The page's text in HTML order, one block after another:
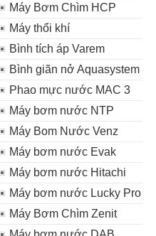
Máy Bơm Chìm HCP
Máy thổi khí
Bình tích áp Varem
Bình giãn nở Aquasystem
Phao mực nước MAC 3
Máy bơm nước NTP
Máy Bom Nước Venz
Máy bơm nước Evak
Máy bơm nước Hitachi
Máy bơm nước Lucky Pro
Máy Bơm Chìm Zenit